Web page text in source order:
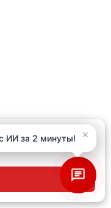
ваш опыт на
×
ИИ за 2 минуты! ×
ИИ за 2 минуты!